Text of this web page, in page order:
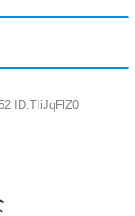
ID:TIiJqFlZ0